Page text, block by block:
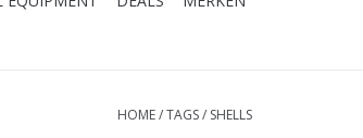
HOME/TAGS/ SHELLS